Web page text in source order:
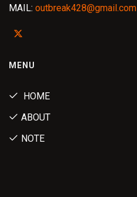
MAIL: outbreak428@gmail.com
MENU
HOME
ABOUT
NOTE